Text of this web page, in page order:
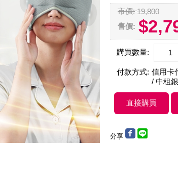
市價: 19,800
售價:
購買數量:
付款方式: 信用卡
/ 中租
分享